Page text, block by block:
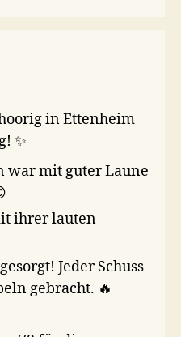
in Ettenheim
✨
war mit guter Laune
ihrer lauten
Jeder Schuss
gebracht. 🔥